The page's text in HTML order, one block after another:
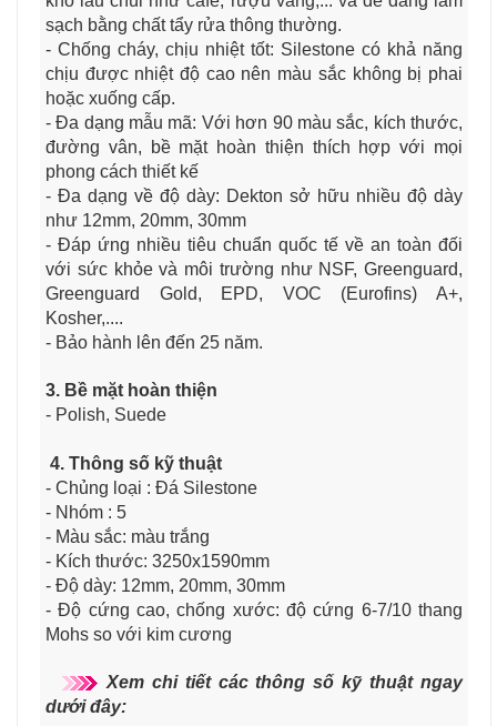
sạch bằng chất tẩy rửa thông thường.
- Chống cháy, chịu nhiệt tốt: Silestone có khả năng
chịu được nhiệt độ cao nên màu sắc không bị phai
hoặc xuống cấp.
- Đa dạng mẫu mã: Với hơn 90 màu sắc, kích thước,
đường vân, bề mặt hoàn thiện thích hợp với mọi
phong cách thiết kế
- Đa dạng về độ dày: Dekton sở hữu nhiều độ dày
như 12mm, 20mm, 30mm
- Đáp ứng nhiều tiêu chuẩn quốc tế về an toàn đối
với sức khỏe và môi trường như NSF, Greenguard,
Greenguard Gold, EPD, VOC (Eurofins) A+,
Kosher,....
- Bảo hành lên đến 25 năm.
3. Bề mặt hoàn thiện
- Polish, Suede
4. Thông số kỹ thuật
- Chủng loại : Đá Silestone
- Nhóm : 5
- Màu sắc: màu trắng
- Kích thước: 3250x1590mm
- Độ dày: 12mm, 20mm, 30mm
- Độ cứng cao, chống xước: độ cứng 6-7/10 thang
Mohs so với kim cương
Xem chi tiết các thông số kỹ thuật ngay
dưới đây: